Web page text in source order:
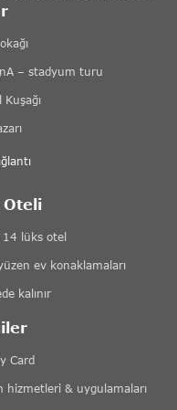
– stadyum turu
Oteli
lüks otel
ev konaklamaları
kalınır
Card
hizmetleri & uygulamaları